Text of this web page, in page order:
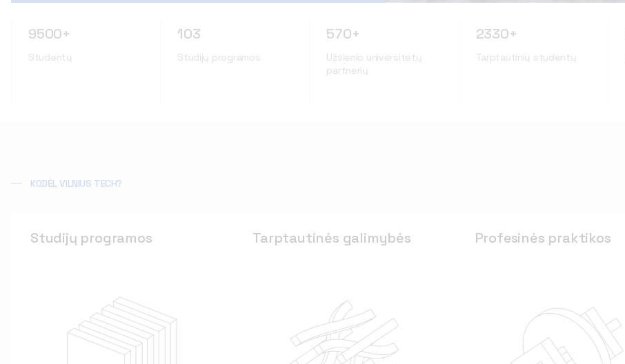
9500+
Studentų
103
Studijų programos
570+
Užsienio universitetų
partnerių
2330+
Tarptautinių studentų
KODĖL VILNIUS TECH?
Studijų programos
Studijų programos Tarptautinės galimybės
Tarptautinės galimybės Profesinės praktikos
Profesinės praktikos